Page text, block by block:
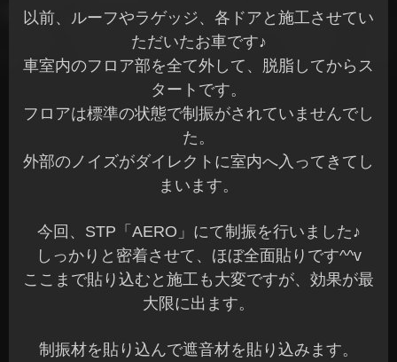
以前、ルーフやラゲッジ、各ドアと施工させてい
ただいたお車です♪
車室内のフロア部を全て外して、脱脂してからス
タートです。
フロアは標準の状態で制振がされていませんでし
た。
外部のノイズがダイレクトに室内へ入ってきてし
まいます。
今回、STP「AERO」にて制振を行いました♪
しっかりと密着させて、ほぼ全面貼りです^^v
ここまで貼り込むと施工も大変ですが、効果が最
大限に出ます。
制振材を貼り込んで遮音材を貼り込みます。